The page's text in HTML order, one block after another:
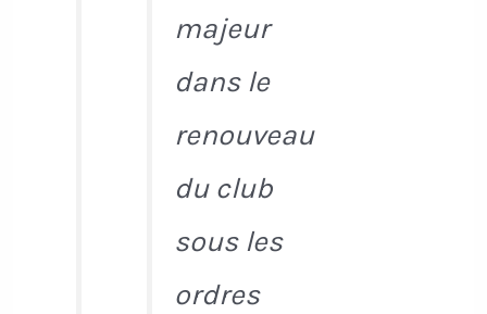
majeur
dans le
renouveau
du club
sous les
ordres